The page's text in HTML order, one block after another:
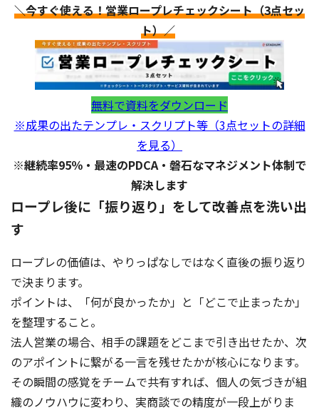
＼今すぐ使える！営業ロープレチェックシート（3点セッ
ト）／
無料で資料をダウンロード
※成果の出たテンプレ・スクリプト等（3点セットの詳細
を見る）
※継続率95％・最速のPDCA・磐石なマネジメント体制で
解決します
ロープレ後に「振り返り」をして改善点を洗い出
す
ロープレの価値は、やりっぱなしではなく直後の振り返り
で決まります。
ポイントは、「何が良かったか」と「どこで止まったか」
を整理すること。
法人営業の場合、相手の課題をどこまで引き出せたか、次
のアポイントに繋がる一言を残せたかが核心になります。
その瞬間の感覚をチームで共有すれば、個人の気づきが組
織のノウハウに変わり、実商談での精度が一段上がりま